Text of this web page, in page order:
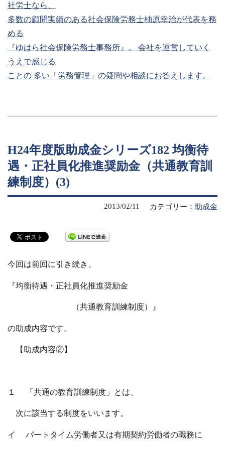
社労士なら、
多数の顧問実績のある社会保険労務士柚原幸治が代表を務
める
『ゆはら社会保険労務士事務所』。 会社を運営していく
うえで感じる
ことの 多い「労務管理」の疑問や相談にお答えします。
H24年度版助成金シリーズ182 均衡待
遇・正社員化推進奨励金（共通教育訓
練制度）(3)
カテゴリー： 助成金
2013/02/11
今回は前回に引き続き、
『均衡待遇・正社員化推進奨励金
（共通教育訓練制度）』
の助成内容です。
【助成内容②】
１ 「共通の教育訓練制度」とは、
次に該当する制度をいいます。
イ パートタイム労働者又は有期契約労働者の職務に